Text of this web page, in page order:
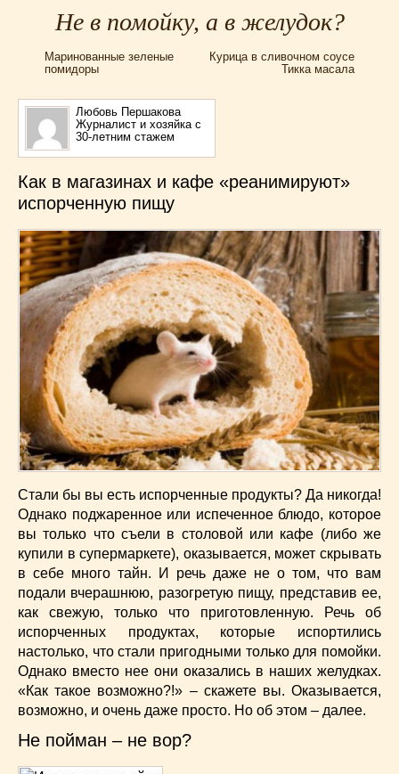
Для мультиварки Филипс(38)
Заготовки на зиму (24)
Испанская кухня
(2)
Итальянская кухня(37)
Картошка
Каши(24)
Кексы(43)
Лучшие(9)
Макароны(18)
Мексиканская кухня (9)
Мясные блюда(119)
Напитки(4)
Немецкая кухня(10)
Необычные(49)
Низкокалорийные(33)
Новогодние(57)
Новости(54)
Овощи (98)
Пасхальные(17)
Пироги (55)
Польская кухня(21)
Постные(52)
Праздничные блюда(63)
Простые
(102)
Русская кухня(81)
Рыба(45)
Салаты (33)
Не в помойку, а в желудок?
Маринованные зеленые
помидоры
Курица в сливочном соусе
Тикка масала
Любовь Першакова
Журналист и хозяйка с
30-летним стажем
Как в магазинах и кафе «реанимируют»
испорченную пищу
Стали бы вы есть испорченные продукты? Да никогда!
Однако поджаренное или испеченное блюдо, которое
вы только что съели в столовой или кафе (либо же
купили в супермаркете), оказывается, может скрывать
в себе много тайн. И речь даже не о том, что вам
подали вчерашнюю, разогретую пищу, представив ее,
как свежую, только что приготовленную. Речь об
испорченных продуктах, которые испортились
настолько, что стали пригодными только для помойки.
Однако вместо нее они оказались в наших желудках.
«Как такое возможно?!» – скажете вы. Оказывается,
возможно, и очень даже просто. Но об этом – далее.
Не пойман – не вор?